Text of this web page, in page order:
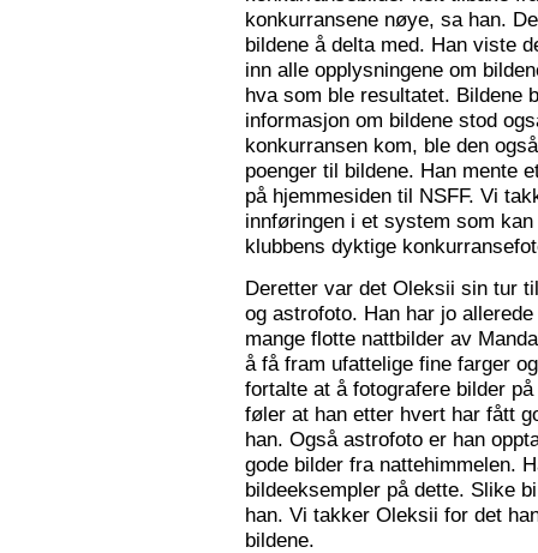
konkurransene nøye, sa han.
bildene å delta med. Han viste
inn alle opplysningene om
hva som ble resultatet. Bildene
informasjon om bildene stod
konkurransen kom, ble den
poenger til bildene. Han mente
på hjemmesiden til NSFF. Vi
innføringen i et system som
klubbens dyktige
Deretter var det Oleksii sin tur
og astrofoto. Han har jo
mange flotte nattbilder av
å få fram ufattelige fine farger
fortalte at å fotografere bilder
føler at han etter hvert har fått
han. Også astrofoto er han
gode bilder fra nattehimmelen.
bildeeksempler på dette. Slike
han. Vi takker Oleksii for det
bildene.